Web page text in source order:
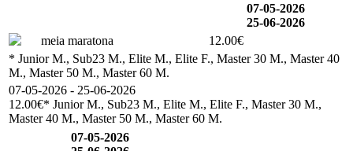
07-05-2026
25-06-2026
meia maratona
12.00€
* Junior M., Sub23 M., Elite M., Elite F., Master 30 M., Master 40
M., Master 50 M., Master 60 M.
07-05-2026 - 25-06-2026
12.00€* Junior M., Sub23 M., Elite M., Elite F., Master 30 M.,
Master 40 M., Master 50 M., Master 60 M.
07-05-2026